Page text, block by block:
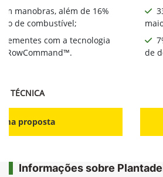
manobras, além de 16%
de combustível;
com a tecnologia
RowCommand™.
TÉCNICA
proposta
de
Informações sobre